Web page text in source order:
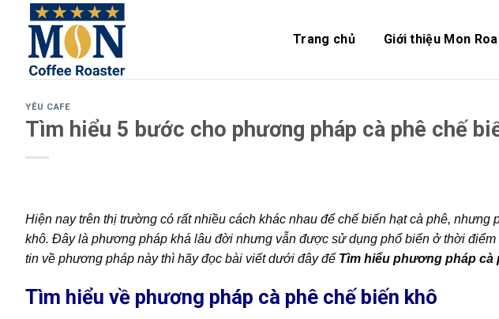
content
Trang chủ Giới thiệu Mon
YÊU CAFE
Tìm hiểu 5 bước cho phương pháp cà phê chế
Hiện nay trên thị trường có rất nhiều cách khác nhau để chế biến hạt cà phê,
khô. Đây là phương pháp khá lâu đời nhưng vẫn được sử dụng phổ biến ở thời
tin về phương pháp này thì hãy đọc bài viết dưới đây để Tìm hiểu phương pháp cà
Tìm hiểu về phương pháp cà phê chế biến khô